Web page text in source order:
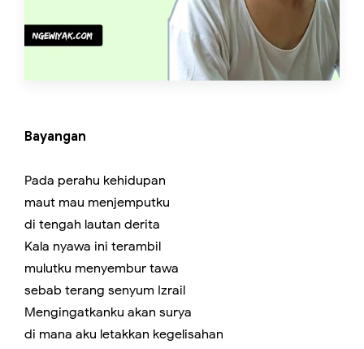
Bayangan
Pada perahu kehidupan
maut mau menjemputku
di tengah lautan derita
Kala nyawa ini terambil
mulutku menyembur tawa
sebab terang senyum Izrail
Mengingatkanku akan surya
di mana aku letakkan kegelisahan